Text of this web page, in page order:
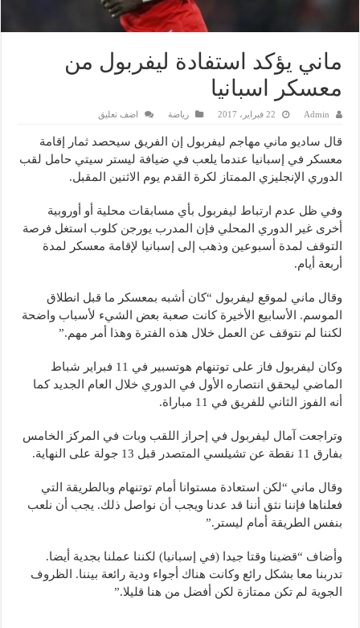
ماني يؤكد استفادة ليفربول من
معسكر اسبانيا
Admin 22 فبراير، 2017 رياضة اضف تعليق
قال ساديو ماني مهاجم ليفربول إن الفريق سيحصد ثمار إقامة
معسكر في إسبانيا عندما يلعب في ضيافة ليستر سيتي حامل لقب
الدوري الإنجليزي الممتاز لكرة القدم يوم الاثنين المقبل.
وفي ظل عدم ارتباط ليفربول بأي مسابقات محلية أو أوروبية
أخرى غير الدوري المحلي فإن المدرب يورجن كلوب استغل فرصة
التوقف لمدة أسبوعين وذهب إلى إسبانيا لإقامة معسكر لمدة
أربعة أيام.
وقال ماني لموقع ليفربول “كان أشبه بمعسكر ما قبل انطلاق
الموسم. الأسابيع الأخيرة كانت صعبة بعض الشيء لأسباب واضحة
لكننا لم نتوقف عن العمل خلال هذه الفترة وهذا أمر مهم.”
وكان ليفربول فاز على توتنهام هوتسبير في 11 فبراير شباط
الماضي ليحقق انتصاره الأول في الدوري خلال العام الجديد كما
أنه الفوز الثاني للفريق في 11 مباراة.
وتراجعت آمال ليفربول في إحراز اللقب وبات في المركز الخامس
بفارق 11 نقطة عن تشيلسي المتصدر قبل 13 جولة على النهاية.
وقال ماني “لكن استعادة مستوانا أمام توتنهام وبالطريقة التي
فعلناها فإننا نثق أننا قد عدنا ويجب أن نواصل ذلك. يجب أن نلعب
بنفس الطريقة أمام ليستر.”
وأضاف “قضينا وقتا جيدا (في إسبانيا) لكننا عملنا بجدية أيضا.
تدربنا معا بشكل رائع وكانت هناك أجواء ودية رائعة بيننا. الظروف
الجوية لم تكن ممتازة لكن أفضل من هنا قليلا.”